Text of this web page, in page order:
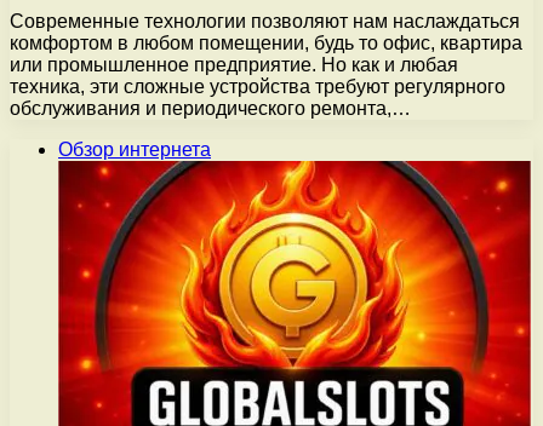
Современные технологии позволяют нам наслаждаться
комфортом в любом помещении, будь то офис, квартира
или промышленное предприятие. Но как и любая
техника, эти сложные устройства требуют регулярного
обслуживания и периодического ремонта,…
Обзор интернета